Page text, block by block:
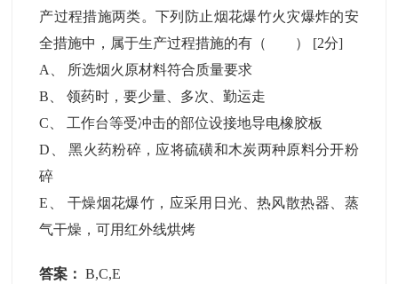
产过程措施两类。下列防止烟花爆竹火灾爆炸的安
全措施中，属于生产过程措施的有（ ） [2分]
A
所选烟火原材料符合质量要求
B 、领药时，要少量、多次、勤运走
C
工作台等受冲击的部位设接地导电橡胶板
D 、黑火药粉碎，应将硫磺和木炭两种原料分开粉
碎
E
干燥烟花爆竹，应采用日光、热风散热器、蒸
气干燥，可用红外线烘烤
答案： B,C,E